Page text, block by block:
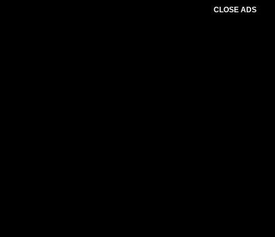
CLOSE ADS